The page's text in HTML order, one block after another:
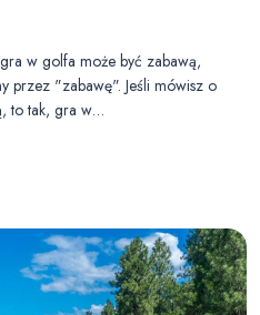
w golfa może być zabawą,
przez "zabawę". Jeśli mówisz o
to tak, gra w…